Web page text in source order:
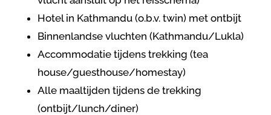
Hotel in Kathmandu (o.b.v. twin) met ontbijt
Binnenlandse vluchten (Kathmandu/Lukla)
Accommodatie tijdens trekking (tea
house/guesthouse/homestay)
Alle maaltijden tijdens de trekking
(ontbijt/lunch/diner)